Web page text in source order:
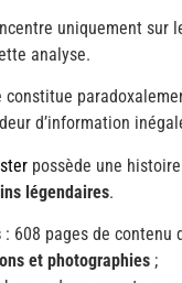
uniquement sur
analyse.
d’information
possède une
légendaires.
: 608 pages de contenu
et photographies ;